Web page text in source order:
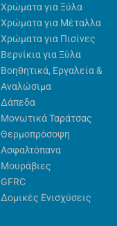
Χρώματα για Ξύλα
Χρώματα για Μέταλλα
Χρώματα για Πισίνες
Βερνίκια για Ξύλα
Βοηθητικά, Εργαλεία &
Αναλώσιμα
Δάπεδα
Μονωτικά Ταράτσας
Θερμοπρόσοψη
Ασφαλτόπανα
Μουράβιες
GFRC
Δομικές Ενισχύσεις